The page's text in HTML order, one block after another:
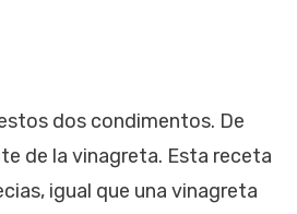
dos condimentos. De
de la vinagreta. Esta receta
igual que una vinagreta